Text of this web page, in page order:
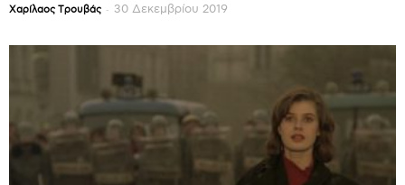
Χαρίλαος Τρουβάς - 30 Δεκεμβρίου 2019